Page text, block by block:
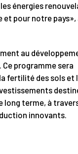
énergies
et pour notre
au
programme sera
fertilité des sols et
long terme, à
innovants.